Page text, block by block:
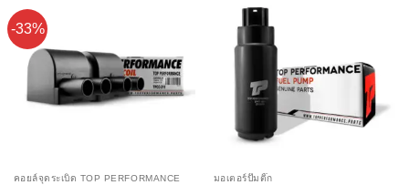
-33%
คอยล์จุดระเบิด TOP PERFORMANCE มอเตอร์ปั๊มติ๊ก